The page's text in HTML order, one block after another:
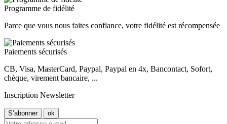
Programme de fidélité
Parce que vous nous faites confiance, votre fidélité est récompensée
Paiements sécurisés
CB, Visa, MasterCard, Paypal, Paypal en 4x, Bancontact, Sofort,
chèque, virement bancaire, ...
Inscription Newsletter